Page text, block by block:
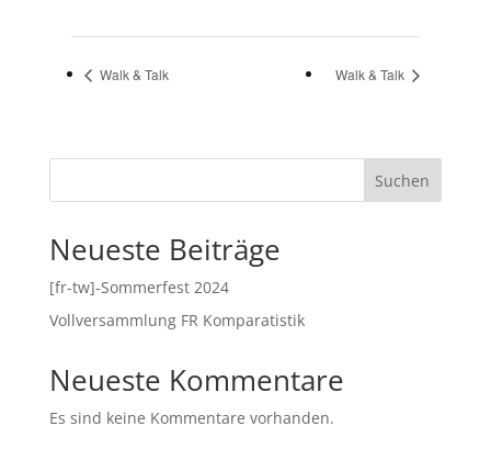
Walk & Talk Walk & Talk
Suchen
Neueste Beiträge
[fr-tw]-Sommerfest 2024
Vollversammlung FR Komparatistik
Neueste Kommentare
Es sind keine Kommentare vorhanden.